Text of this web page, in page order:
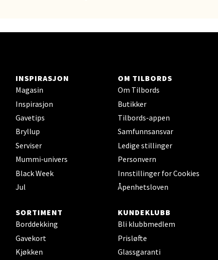
INSPIRASJON
Magasin
Inspirasjon
Gavetips
Bryllup
Serviser
Mummi-univers
Black Week
Jul
OM TILBORDS
Om Tilbords
Butikker
Tilbords-appen
Samfunnsansvar
Ledige stillinger
Personvern
Innstillinger for Cookies
Åpenhetsloven
SORTIMENT
Borddekking
Gavekort
Kjøkken
KUNDEKLUBB
Bli klubbmedlem
Prisløfte
Glassgaranti
Bergen - Wallendahl
Strandgaten 17, 5013 Bergen
Åpent i dag 10-18
2 i butikk
Fredrikstad - Østfoldhallene